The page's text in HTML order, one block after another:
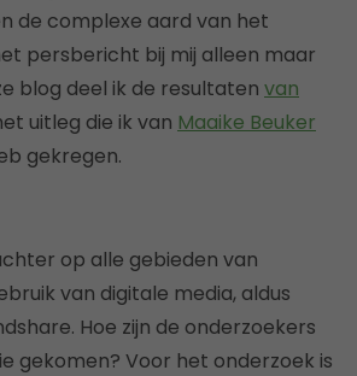
de complexe aard van het
persbericht bij mij alleen maar
blog deel ik de resultaten van
uitleg die ik van Maaike Beuker
gekregen.
op alle gebieden van
van digitale media, aldus
Hoe zijn de onderzoekers
gekomen? Voor het onderzoek is